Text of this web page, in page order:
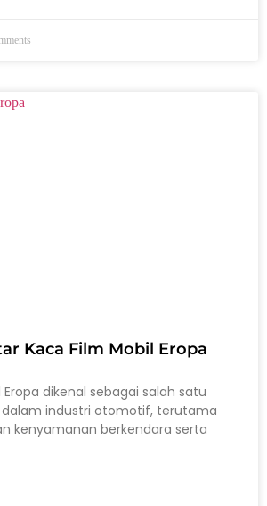
Kaca Film Mobil Eropa
dikenal sebagai salah satu
industri otomotif, terutama
kenyamanan berkendara serta